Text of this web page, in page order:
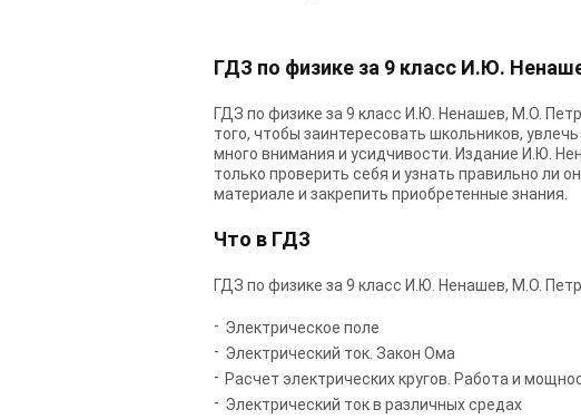
ГДЗ по физике за 9 класс И.Ю.
ГДЗ по физике за 9 класс И.Ю. Ненашев, М.О.
того, чтобы заинтересовать школьников,
много внимания и усидчивости. Издание И.Ю.
только проверить себя и узнать правильно ли
материале и закрепить приобретенные знания.
Что в ГДЗ
ГДЗ по физике за 9 класс И.Ю. Ненашев, М.О.
Электрическое поле
Электрический ток. Закон Ома
Расчет электрических кругов. Работа и
Электрический ток в различных средах